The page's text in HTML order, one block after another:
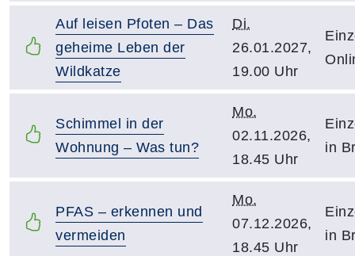
Auf leisen Pfoten – Das
geheime Leben der
Wildkatze
Di.
26.01.2027,
19.00 Uhr
Schimmel in der
Wohnung – Was tun?
Mo.
02.11.2026,
18.45 Uhr
in
PFAS – erkennen und
vermeiden
Mo.
07.12.2026,
18.45 Uhr
in